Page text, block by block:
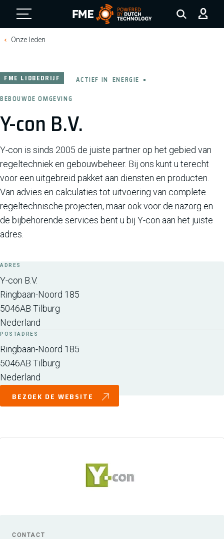
FME Logo, to the homepage
Onze leden
Y-con B.V.
FME LIDBEDRIJF ACTIEF IN ENERGIE
BEBOUWDE OMGEVING
Y-con is sinds 2005 de juiste partner op het gebied van
regeltechniek en gebouwbeheer. Bij ons kunt u terecht
voor een uitgebreid pakket aan diensten en producten.
Van advies en calculaties tot uitvoering van complete
regeltechnische projecten, maar ook voor de nazorg en
de bijbehorende services bent u bij Y-con aan het juiste
adres.
ADRES
Y-con B.V.
Ringbaan-Noord 185
5046AB Tilburg
Nederland
POSTADRES
Ringbaan-Noord 185
5046AB Tilburg
Nederland
BEZOEK DE WEBSITE
CONTACT